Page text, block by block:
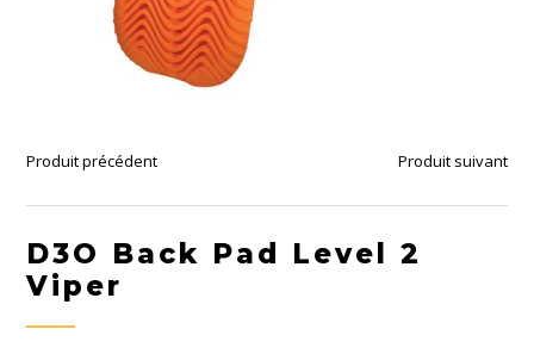
Produit précédent Produit suivant
D3O Back Pad Level 2
Viper